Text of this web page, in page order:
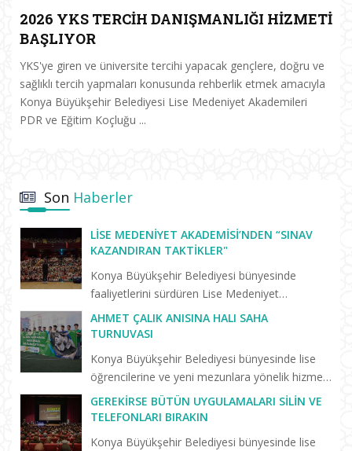
2026 YKS TERCİH DANIŞMANLIĞI HİZMETİ
BAŞLIYOR
YKS'ye giren ve üniversite tercihi yapacak gençlere, doğru ve
sağlıklı tercih yapmaları konusunda rehberlik etmek amacıyla
Konya Büyükşehir Belediyesi Lise Medeniyet Akademileri
PDR ve Eğitim Koçluğu ...
Son Haberler
LISE MEDENIYET AKADEMISI’NDEN “SINAV
KAZANDIRAN TAKTIKLER"
Konya Büyükşehir Belediyesi bünyesinde
faaliyetlerini sürdüren Lise Medeniyet
Akademisi’nde “Birlikte Başaracağız”
programları yeni eğitim öğretim dönemiyle
AHMET ÇALIK ANISINA HALI SAHA
TURNUVASI
Konya Büyükşehir Belediyesi bünyesinde lise
öğrencilerine ve yeni mezunlara yönelik hizmet
veren Lise Medeniyet Akademisi’nde trafik
kazasında hayatını kaybeden Konyasporlu
GEREKIRSE BÜTÜN UYGULAMALARI SILIN VE
TELEFONLARI BIRAKIN
Konya Büyükşehir Belediyesi bünyesinde lise